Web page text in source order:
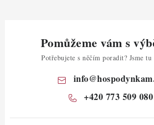
Pomůžeme vám s
Potřebujete s něčím poradit? Jsme tu
info@
+420 773 509 080